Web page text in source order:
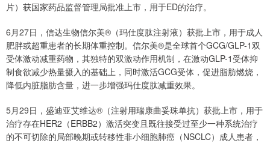
片）获国家药品监督管理局批准上市，用于ED的治疗。
6月27日，信达生物信尔美®（玛仕度肽注射液）获批上市，用于成人
肥胖或超重患者的长期体重控制。信尔美®是全球首个GCG/GLP-1双
受体激动减重药物，其独特的双激动作用机制，在激动GLP-1受体抑
制食欲减少热量摄入的基础上，同时激活GCG受体，促进脂肪燃烧，
降低内脏脂肪含量，进一步增强玛仕度肽减重效果。
5月29日，盛迪亚艾维达®（注射用瑞康曲妥珠单抗）获批上市，用于
治疗存在HER2（ERBB2）激活突变且既往接受过至少一种系统治疗
的不可切除的局部晚期或转移性非小细胞肺癌（NSCLC）成人患者，